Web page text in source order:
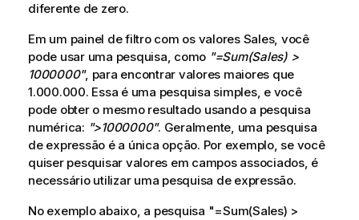
diferente de zero.
Em um painel de filtro com os valores Sales, você
pode usar uma pesquisa, como "=Sum(Sales) >
1000000", para encontrar valores maiores que
1.000.000. Essa é uma pesquisa simples, e você
pode obter o mesmo resultado usando a pesquisa
numérica: ">1000000". Geralmente, uma pesquisa
de expressão é a única opção. Por exemplo, se você
quiser pesquisar valores em campos associados, é
necessário utilizar uma pesquisa de expressão.
No exemplo abaixo, a pesquisa "=Sum(Sales) >